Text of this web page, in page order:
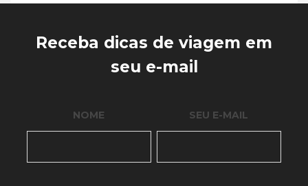
Receba dicas de viagem em
seu e-mail
NOME SEU E-MAIL